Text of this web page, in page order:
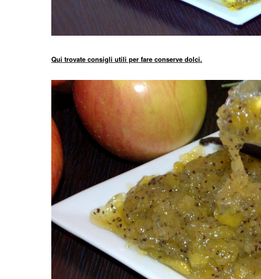
Qui trovate consigli utili per fare conserve dolci.